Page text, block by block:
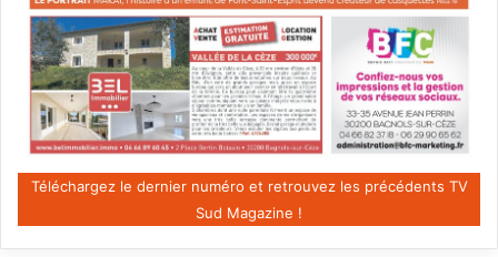
Téléchargez le dernier numéro et retrouvez les précédents TV
Sud Magazine !